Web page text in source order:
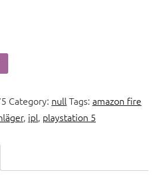
Category: nullTags: amazon fire
, ipl, playstation 5